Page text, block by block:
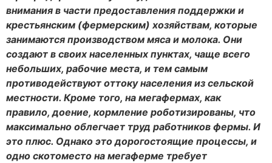
внимания в части предоставления поддержки и
крестьянским (фермерским) хозяйствам, которые
занимаются производством мяса и молока. Они
создают в своих населенных пунктах, чаще всего
небольших, рабочие места, и тем самым
противодействуют оттоку населения из сельской
местности. Кроме того, на мегафермах, как
правило, доение, кормление роботизированы, что
максимально облегчает труд работников фермы. И
это плюс. Однако это дорогостоящие процессы, и
одно скотоместо на мегаферме требует